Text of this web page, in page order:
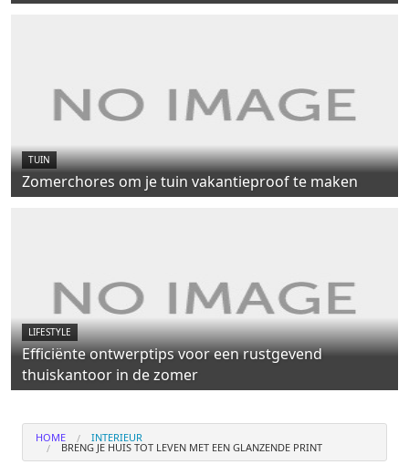
TUIN
Zomerchores om je tuin vakantieproof te maken
LIFESTYLE
Efficiënte ontwerptips voor een rustgevend
thuiskantoor in de zomer
HOME INTERIEUR
BRENG JE HUIS TOT LEVEN MET EEN GLANZENDE PRINT